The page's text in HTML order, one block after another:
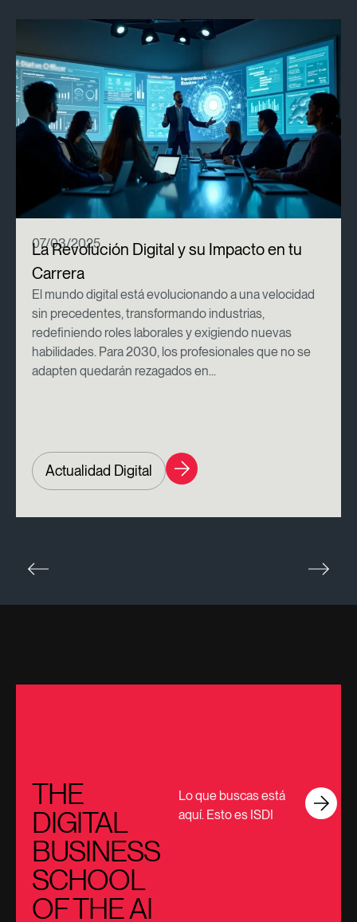
07/03/2025
La Revolución Digital y su Impacto en tu
Carrera
El mundo digital está evolucionando a una velocidad
sin precedentes, transformando industrias,
redefiniendo roles laborales y exigiendo nuevas
habilidades. Para 2030, los profesionales que no se
adapten quedarán rezagados en...
Actualidad Digital
THE
DIGITAL
BUSINESS
SCHOOL
OF THE AI
Lo que buscas está
aquí. Esto es ISDI